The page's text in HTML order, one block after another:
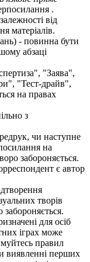
.
від
матеріалів.
- повинна бути
абзаці
"Заява",
"Тест-драйв",
на правах
з
чи наступне
на
забороняється.
є автор
творів
для осіб
іграх може
правил
виявленні перших